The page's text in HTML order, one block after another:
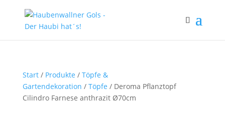
Start/ Produkte / Töpfe &
Gartendekoration / Töpfe / Deroma Pflanztopf
Cilindro Farnese anthrazit Ø70cm